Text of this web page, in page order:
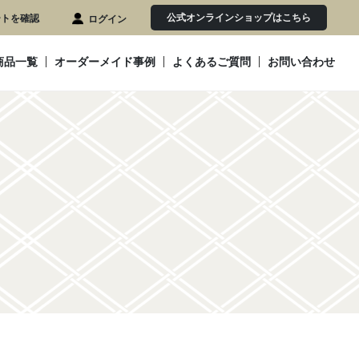
を確認 ログイン 公式オンラインショップはこちら
品一覧 オーダーメイド事例 よくあるご質問 お問い合わせ